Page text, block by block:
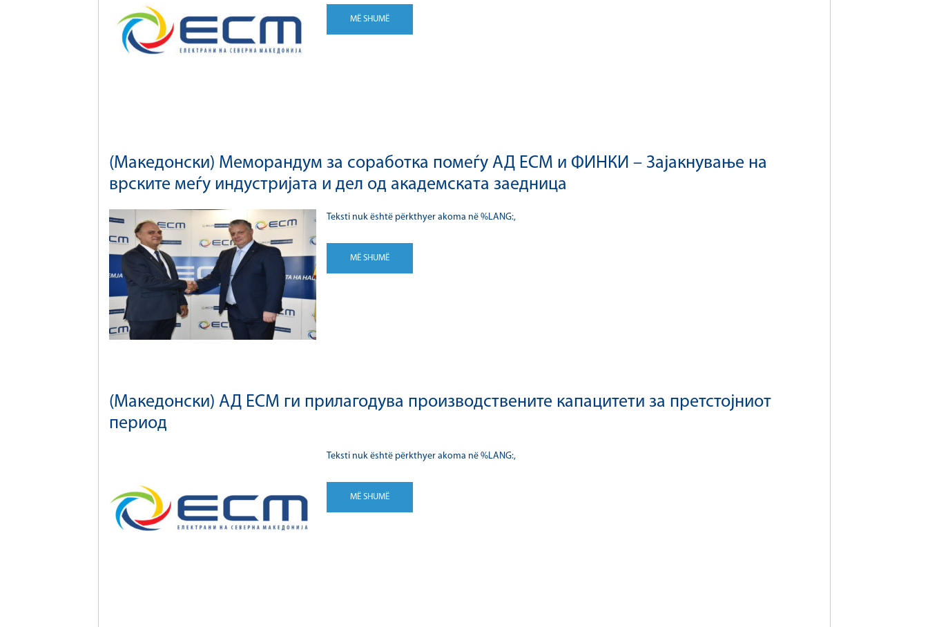
MË SHUMË
(Македонски) Меморандум за соработка помеѓу АД ЕСМ и ФИНКИ – Зајакнување на
врските меѓу индустријата и дел од академската заедница
Teksti nuk është përkthyer akoma në %LANG:,
MË SHUMË
(Македонски) АД ЕСМ ги прилагодува производствените капацитети за претстојниот
период
Teksti nuk është përkthyer akoma në %LANG:,
MË SHUMË